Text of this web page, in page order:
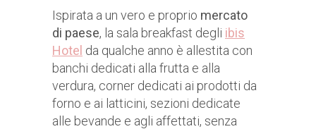
Ispirata a un vero e proprio mercato
di paese, la sala breakfast degli ibis
Hotel da qualche anno è allestita con
banchi dedicati alla frutta e alla
verdura, corner dedicati ai prodotti da
forno e ai latticini, sezioni dedicate
alle bevande e agli affettati, senza